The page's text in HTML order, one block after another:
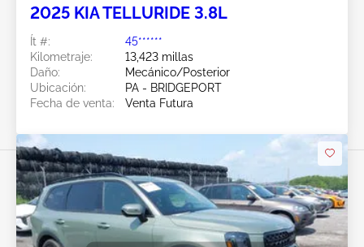
2025 KIA TELLURIDE 3.8L
Ít #:
45******
Kilometraje:
13,423 millas
Daño:
Mecánico/Posterior
Ubicación:
PA - BRIDGEPORT
Fecha de venta:
Venta Futura